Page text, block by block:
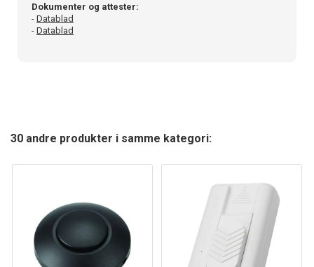
Dokumenter og attester:
- Datablad
- Datablad
30 andre produkter i samme kategori: